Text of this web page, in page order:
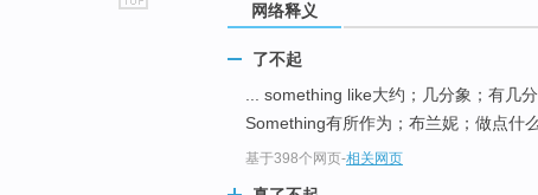
网络释义
了不起
... something like大约；几分象；有几
Something有所作为；布兰妮；做点什
基于398个网页-相关网页